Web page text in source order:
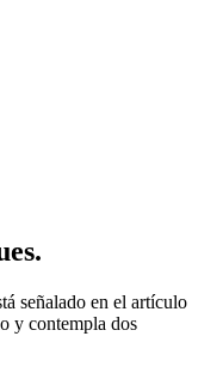
señalado en el artículo
y contempla dos